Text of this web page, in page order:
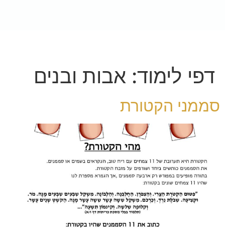
דפי לימוד: אבות ובנים
סממני הקטורת